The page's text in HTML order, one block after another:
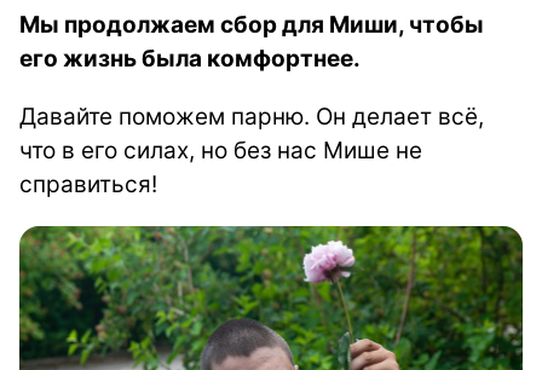
Мы продолжаем сбор для Миши, чтобы
его жизнь была комфортнее.
Давайте поможем парню. Он делает всё,
что в его силах, но без нас Мише не
справиться!